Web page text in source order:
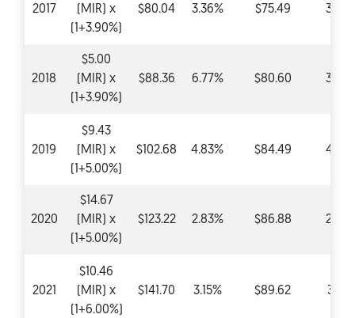
2017
(MIR) x
(1+3.90%)
$80.04 3.36% $75.49
2018
$5.00
(MIR) x
(1+3.90%)
$88.36 6.77% $80.60
2019
$9.43
(MIR) x
(1+5.00%)
$102.68 4.83% $84.49
2020
$14.67
(MIR) x
(1+5.00%)
$123.22 2.83% $86.88
2021
$10.46
(MIR) x
(1+6.00%)
$141.70 3.15% $89.62